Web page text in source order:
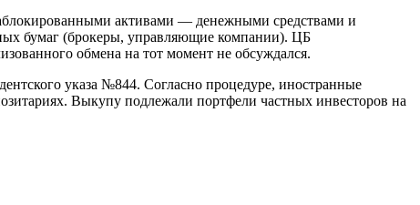
активами — денежными средствами и
бумаг (брокеры, управляющие компании). ЦБ
обмена на тот момент не обсуждался.
указа №844. Согласно процедуре, иностранные
Выкупу подлежали портфели частных инвесторов на